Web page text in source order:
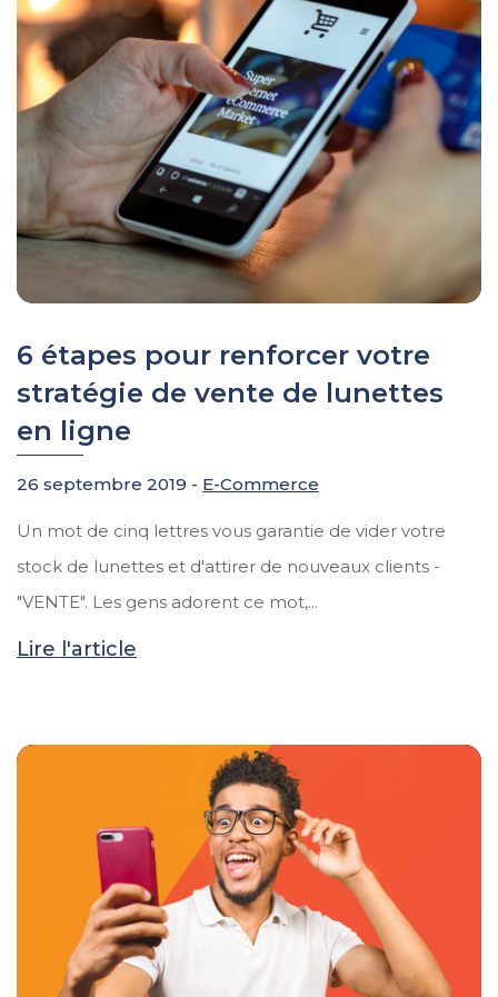
6 étapes pour renforcer votre
stratégie de vente de lunettes
en ligne
26 septembre 2019 - E-Commerce
Un mot de cinq lettres vous garantie de vider votre
stock de lunettes et d'attirer de nouveaux clients -
"VENTE". Les gens adorent ce mot,...
Lire l'article